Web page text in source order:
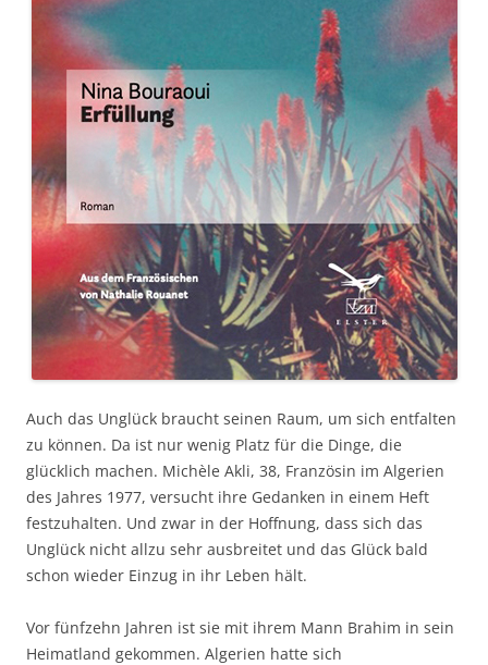
Auch das Unglück braucht seinen Raum, um sich entfalten
zu können. Da ist nur wenig Platz für die Dinge, die
glücklich machen. Michèle Akli, 38, Französin im Algerien
des Jahres 1977, versucht ihre Gedanken in einem Heft
festzuhalten. Und zwar in der Hoffnung, dass sich das
Unglück nicht allzu sehr ausbreitet und das Glück bald
schon wieder Einzug in ihr Leben hält.
Vor fünfzehn Jahren ist sie mit ihrem Mann Brahim in sein
Heimatland gekommen. Algerien hatte sich